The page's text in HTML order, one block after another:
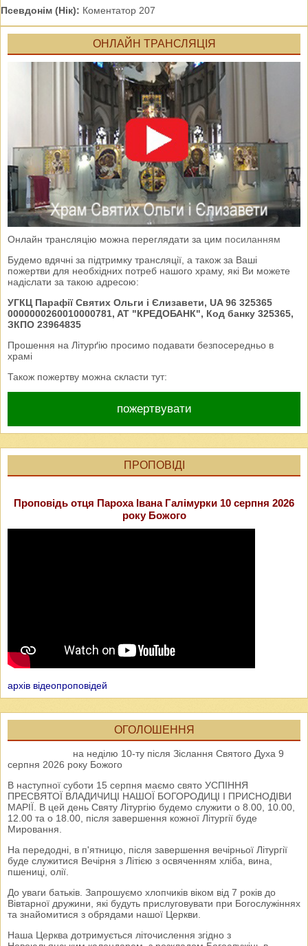
Псевдонім (Нік): Коментатор 207
ОНЛАЙН ТРАНСЛЯЦІЯ
Онлайн трансляцію можна переглядати за цим посиланням
Будемо вдячні за підтримку трансляції, а також за Ваші
пожертви для необхідних потреб нашого храму, які Ви можете
надіслати за такою адресою:
УГКЦ Парафії Святих Ольги і Єлизавети, UA 96 325365
0000000260010000781, AT "КРЕДОБАНК", Код банку 325365,
ЗКПО 23964835
Прошення на Літурґію просимо подавати безпосередньо в
храмі
Також пожертву можна скласти тут:
пожертвувати
ПРОПОВІДІ
Проповідь отця Пароха Івана Галімурки 10 серпня 2026
року Божого
архів відеопроповідей
ОГОЛОШЕННЯ
на неділю 10-ту після Зіслання Святого Духа 9
серпня 2026 року Божого
В наступної суботи 15 серпня маємо свято УСПІННЯ
ПРЕСВЯТОЇ ВЛАДИЧИЦІ НАШОЇ БОГОРОДИЦІ І ПРИСНОДІВИ
МАРІЇ. В цей день Святу Літургію будемо служити о 8.00, 10.00,
12.00 та о 18.00, після завершення кожної Літургії буде
Мировання.
На передодні, в п'ятницю, після завершення вечірньої Літургії
буде служитися Вечірня з Літією з освяченням хліба, вина,
пшениці, олії.
До уваги батьків. Запрошуємо хлопчиків віком від 7 років до
Вівтарної дружини, які будуть прислуговувати при Богослужіннях
та знайомитися з обрядами нашої Церкви.
Наша Церква дотримується літочислення згідно з